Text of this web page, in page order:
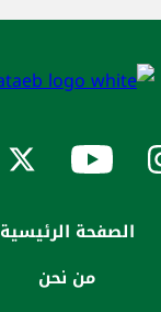
الصفحة الرئيسية
من نحن